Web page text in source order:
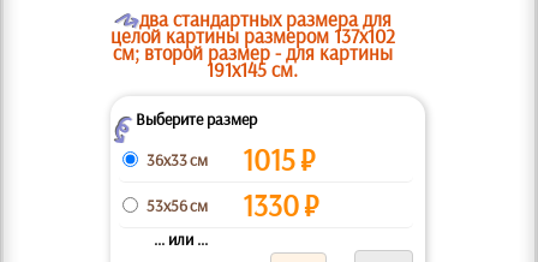
Oдва стандартных размера для
целой картины размером 137х102
см; второй размер - для картины
191х145 см.
ZВыберите размер
36x33 см
1015₽
53x56 см 1330₽
... или ...